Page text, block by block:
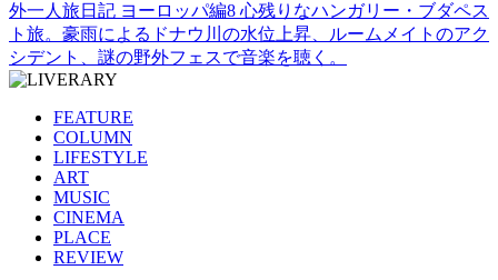
外一人旅日記 ヨーロッパ編8 心残りなハンガリー・ブダペス
ト旅。豪雨によるドナウ川の水位上昇、ルームメイトのアク
シデント、謎の野外フェスで音楽を聴く。
FEATURE
COLUMN
LIFESTYLE
ART
MUSIC
CINEMA
PLACE
REVIEW